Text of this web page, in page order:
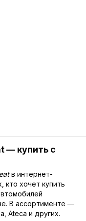
— купить с
в интернет-
кто хочет купить
В ассортименте —
Ateca и других.